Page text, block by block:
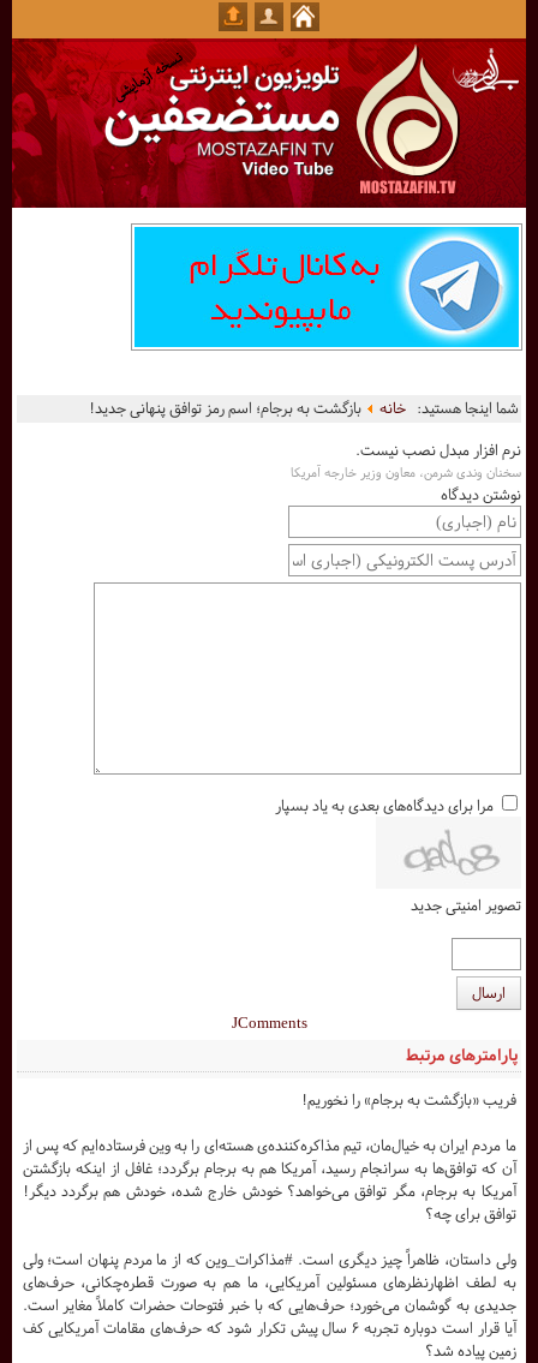
شما اینجا هستید:خانه
بازگشت به برجام؛ اسم رمز توافق پنهانی جدید!
نرم افزار مبدل نصب نیست.
سخنان وندی شرمن، معاون وزیر خارجه آمریکا
فریب «بازگشت به برجام» را نخوریم!
ما مردم ایران به خیال‌مان، تیم مذاکره‌کننده‌ی هسته‌ای را به وین فرستاده‌ایم که پس از
آن که توافق‌ها به سرانجام رسید، آمریکا هم به برجام برگردد؛ غافل از اینکه بازگشتن
آمریکا به برجام، مگر توافق می‌خواهد؟ خودش خارج شده، خودش هم برگردد دیگر!
توافق برای چه؟
ولی داستان، ظاهراً چیز دیگری است. #مذاکرات_وین که از ما مردم پنهان است؛ ولی
به لطف اظهارنظرهای مسئولین آمریکایی، ما هم به صورت قطره‌چکانی، حرف‌های
جدیدی به گوشمان می‌خورد؛ حرف‌هایی که با خبر فتوحات حضرات کاملاً مغایر است.
آیا قرار است دوباره تجربه ۶ سال پیش تکرار شود که حرف‌های مقامات آمریکایی کف
زمین پیاده شد؟
پارامترهای مرتبط
نوشتن دیدگاه
مرا برای دیدگاه‌های بعدی به یاد بسپار
تصویر امنیتی جدید
ارسال
JComments